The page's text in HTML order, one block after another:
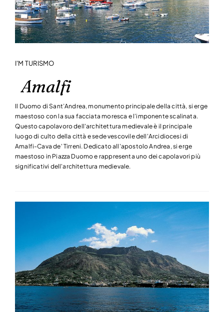
I'M TURISMO
Amalfi
Il Duomo di Sant’Andrea, monumento principale della città, si erge
maestoso con la sua facciata moresca e l’imponente scalinata.
Questo capolavoro dell'architettura medievale è il principale
luogo di culto della città e sede vescovile dell'Arcidiocesi di
Amalfi-Cava de' Tirreni. Dedicato all'apostolo Andrea, si erge
maestoso in Piazza Duomo e rappresenta uno dei capolavori più
significativi dell'architettura medievale.